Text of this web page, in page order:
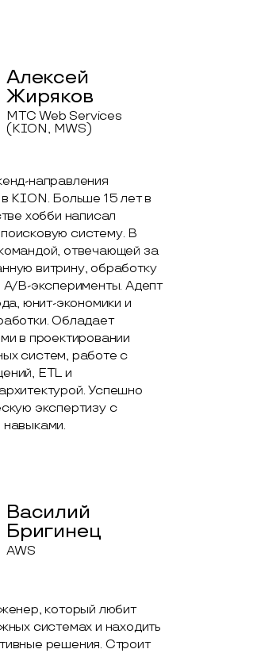
Алексей
Жиряков
MTС Web Services
(KION, MWS)
направления
KION. Больше 15 лет в
хобби написал
систему. В
отвечающей за
витрину, обработку
B-эксперименты. Адепт
юнит-экономики и
Обладает
в проектировании
систем, работе с
ETL и
Успешно
экспертизу с
Василий
Бригинец
AWS
который любит
системах и находить
решения. Строит